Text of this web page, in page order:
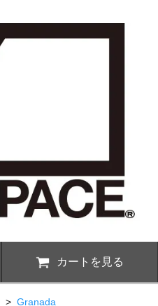
カートを見る
> Granada